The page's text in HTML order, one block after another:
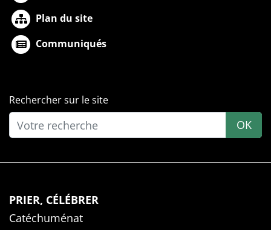
Plan du site
Communiqués
Rechercher sur le site
OK
PRIER, CÉLÉBRER
Catéchuménat